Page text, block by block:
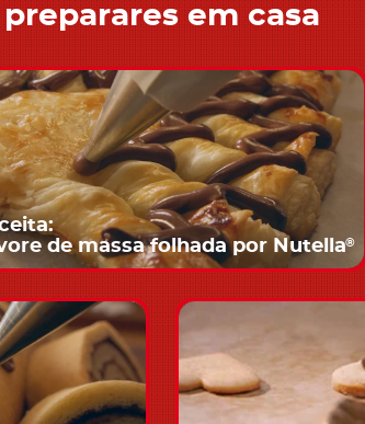
preparares em casa
de massa folhada por Nutella®